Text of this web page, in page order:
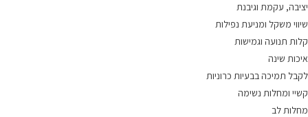
יציבה, עקמת וגיבנת
שיווי משקל ומניעת נפילות
קלות תנועה וגמישות
איכות שינה
לקבל תמיכה בבעיות כרוניות
קשיי ומחלות נשימה
מחלות לב